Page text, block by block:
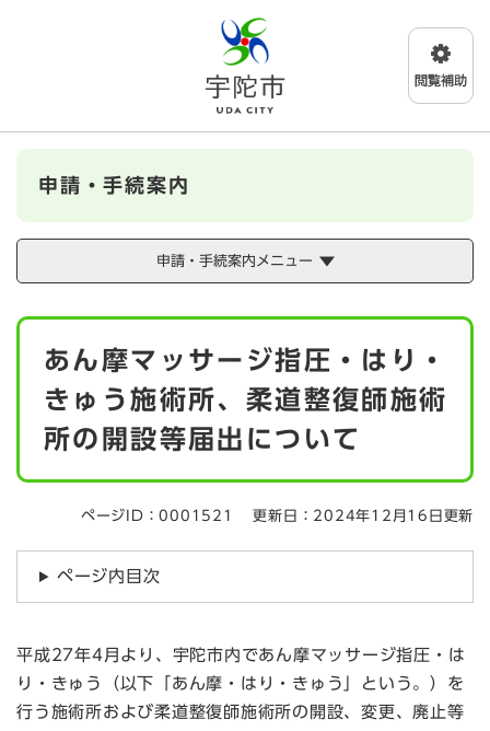
メニューを飛ばして本文へ
申請・手続案内
申請・手続案内メニュー
本
あん摩マッサージ指圧・はり・
きゅう施術所、柔道整復師施術
所の開設等届出について
ページID：0001521 更新日：2024年12月16日更新
ページ内目次
平成27年4月より、宇陀市内であん摩マッサージ指圧・は
り・きゅう（以下「あん摩・はり・きゅう」という。）を
行う施術所および柔道整復師施術所の開設、変更、廃止等